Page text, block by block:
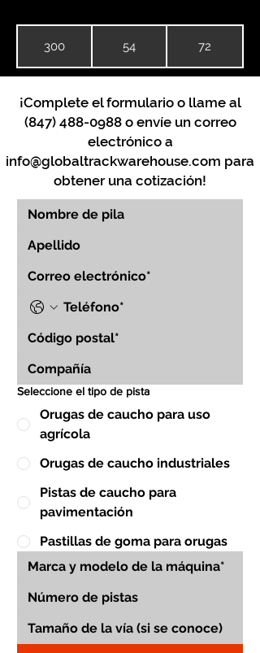
300 54 72
¡Complete el formulario o llame al
(847) 488-0988o envíe un correo
electrónico a
info@globaltrackwarehouse.com para
obtener una cotización!
Seleccione el tipo de pista
Orugas de caucho para uso
agrícola
Orugas de caucho industriales
Pistas de caucho para
pavimentación
Pastillas de goma para orugas